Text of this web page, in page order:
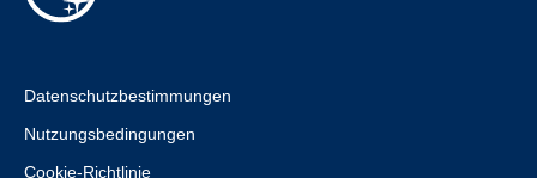
Datenschutzbestimmungen
Nutzungsbedingungen
Cookie-Richtlinie